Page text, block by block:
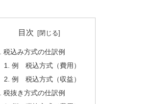
目次
税込み方式の仕訳例
例 税込方式（費用）
例 税込方式（収益）
税抜き方式の仕訳例